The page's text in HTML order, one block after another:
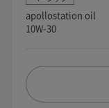
apollostation oil
10W-30